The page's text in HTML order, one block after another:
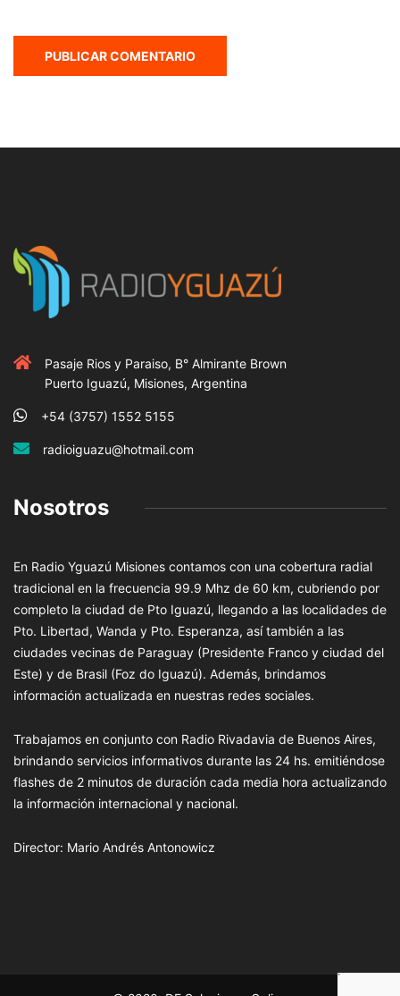
Pasaje Rios y Paraiso, B° Almirante Brown
Puerto Iguazú, Misiones, Argentina
+54 (3757) 1552 5155
radioiguazu@hotmail.com
Nosotros
En Radio Yguazú Misiones contamos con una cobertura radial
tradicional en la frecuencia 99.9 Mhz de 60 km, cubriendo por
completo la ciudad de Pto Iguazú, llegando a las localidades de
Pto. Libertad, Wanda y Pto. Esperanza, así también a las
ciudades vecinas de Paraguay (Presidente Franco y ciudad del
Este) y de Brasil (Foz do Iguazú). Además, brindamos
información actualizada en nuestras redes sociales.
Trabajamos en conjunto con Radio Rivadavia de Buenos Aires,
brindando servicios informativos durante las 24 hs. emitiéndose
flashes de 2 minutos de duración cada media hora actualizando
la información internacional y nacional.
Director: Mario Andrés Antonowicz